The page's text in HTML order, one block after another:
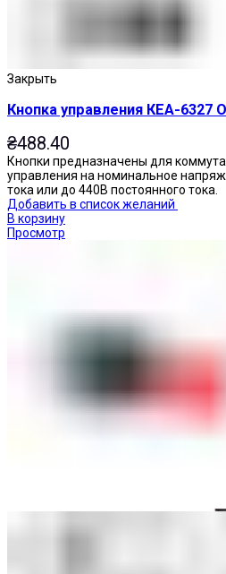
Закрыть
Кнопка управления КЕА-
₴488.40
Кнопки предназначены для
управления на номинальное
тока или до 440В постоянного тока.
Добавить в список желаний
В корзину
Просмотр